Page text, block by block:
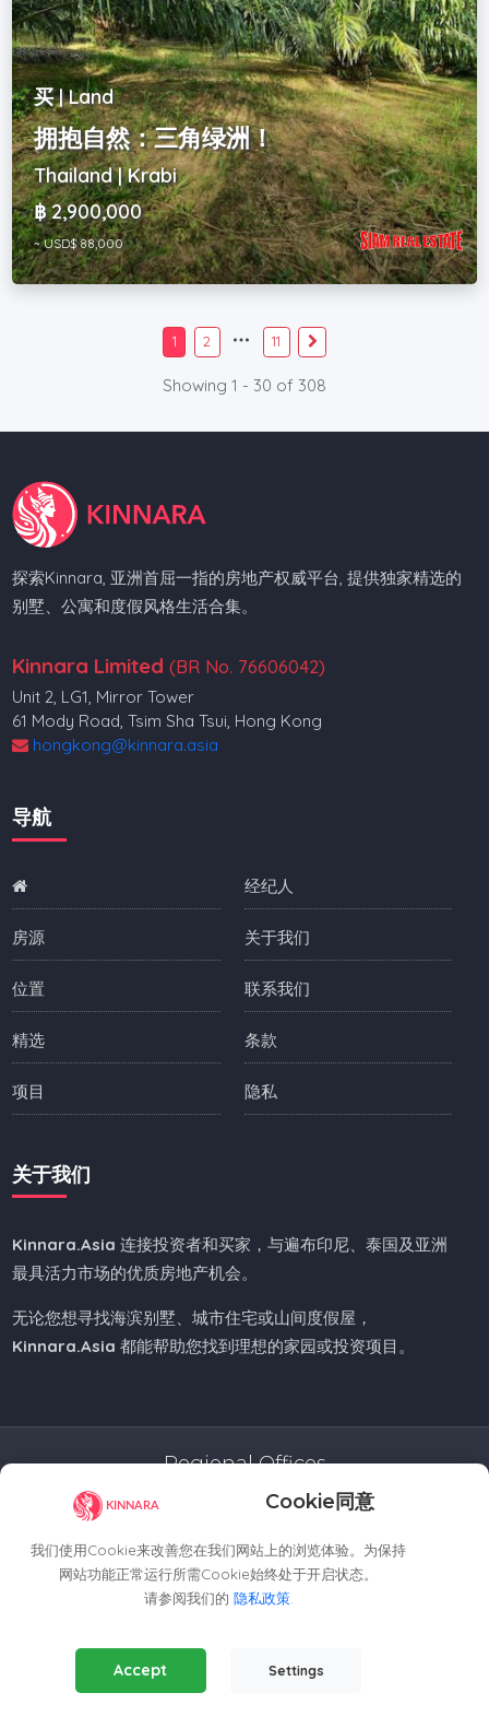
买 | Land
拥抱自然：三角绿洲！
Thailand | Krabi
฿ 2,900,000
~ USD$ 88,000
1 2 11
Showing 1 - 30 of 308
Cookie同意
我们使用Cookie来改善您在我们网站上的浏览体验。为保持
网站功能正常运行所需Cookie始终处于开启状态。
请参阅我们的 隐私政策.
Essential Cookies(Always Active)
Required for the website to function properly.
Accept Settings
探索Kinnara, 亚洲首屈一指的房地产权威平台, 提供独家精选的
别墅、公寓和度假风格生活合集。
Kinnara Limited (BR No. 76606042)
Unit 2, LG1, Mirror Tower
61 Mody Road, Tsim Sha Tsui, Hong Kong
hongkong@kinnara.asia
导航
房源
位置
精选
项目
经纪人
关于我们
联系我们
条款
隐私
关于我们
Kinnara.Asia 连接投资者和买家，与遍布印尼、泰国及亚洲
最具活力市场的优质房地产机会。
无论您想寻找海滨别墅、城市住宅或山间度假屋，
Kinnara.Asia 都能帮助您找到理想的家园或投资项目。
Regional Offices
Kinnara Limited - Thailand
58, 9 Lagoon Rd, Choeng Thale
Thalang District, Phuket, 83110, Thailand
Kinnara Limited - Indonesia
Grand Sudirman Office Panin Tower 8th Floor